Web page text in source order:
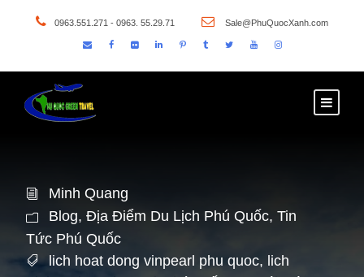
0963.551.271 - 0963. 55.29.71 Sale@PhuQuocXanh.com
Minh Quang
Blog, Địa Điểm Du Lịch Phú Quốc, Tin
Tức Phú Quốc
lich hoat dong vinpearl phu quoc, lich